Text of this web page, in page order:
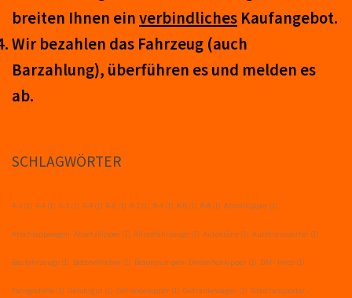
breit­en Ihnen einver­bind­liches Kauf­an­ge­bot.
Wir be­zahl­en das Fahr­zeug (auch
Barzahlung), über­führ­en es und mel­den es
ab.
SCHLAGWÖRTER
4-2 (1) 4-4 (1) 6-2 (1) 6-4 (1) 6-6 (1) 8-2 (1) 8-4 (1) 8-6 (1) 8-8 (1) Abrollkipper (1)
Abschleppwagen- Absetzkipper (1) Allradfahrzeuge (1) Autokräne (1) Autotransporter (1)
Baufahrzeuge (1) Betonmischer (1) Betonpumpen- Dreiseitenkipper (1) DAF- Iveco (1)
Fahrgestelle (1) Gefahrgut (1) Getreidekipper (1) Getränkewagen (1) Glastransporter -